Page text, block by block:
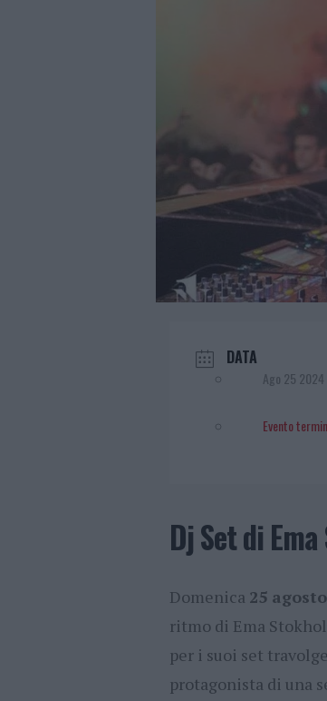
DATA
Ago 25 2024
Evento
Dj Set di
Domenica 25 agosto
ritmo di Ema
per i suoi set
protagonista di una